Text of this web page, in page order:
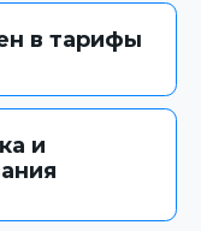
в тарифы
и